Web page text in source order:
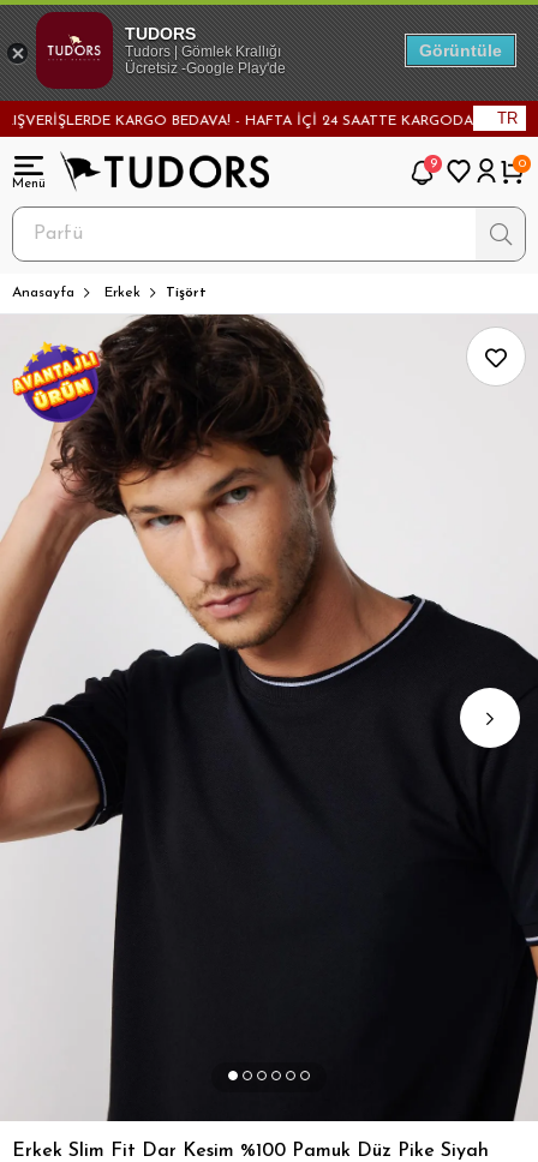
KARGO BEDAVA! - HAFTA İÇİ 24 SAATTE KARGODA! - TR
9 0
Anasayfa Erkek Tişört
Erkek Slim Fit Dar Kesim %100 Pamuk Düz Pike Siyah
TUDORS
Tudors | Gömlek Krallığı
Ücretsiz -Google Play'de
Görüntüle